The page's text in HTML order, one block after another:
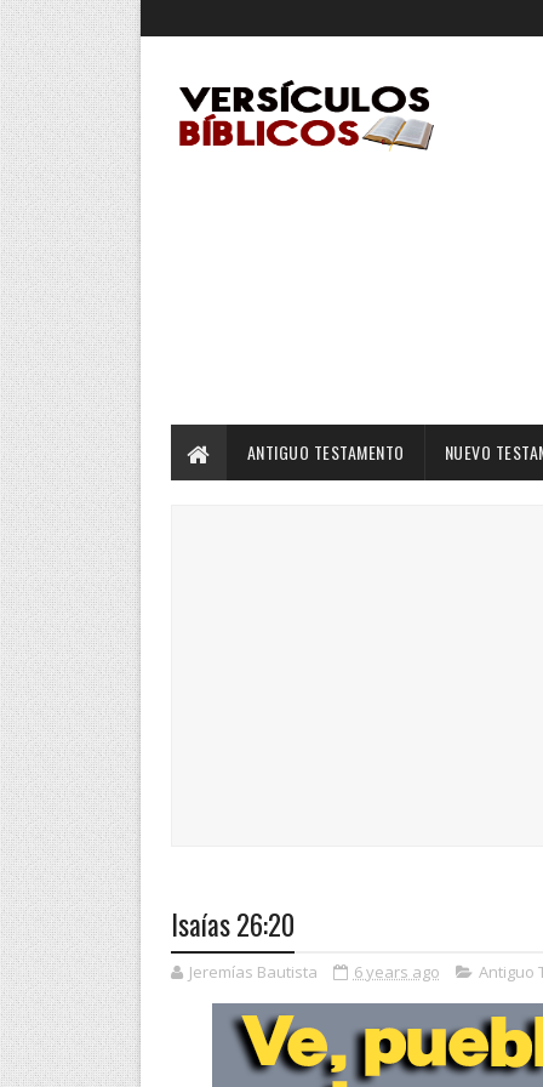
ANTIGUO TESTAMENTO NUEVO
Isaías 26:20
Jeremías Bautista 6 years ago Antiguo